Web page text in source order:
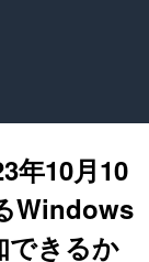
年10月10
Windows
できるか